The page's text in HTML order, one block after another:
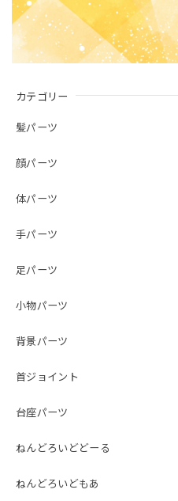
カテゴリー
髪パーツ
顔パーツ
体パーツ
手パーツ
足パーツ
小物パーツ
背景パーツ
首ジョイント
台座パーツ
ねんどろいどどーる
ねんどろいどもあ